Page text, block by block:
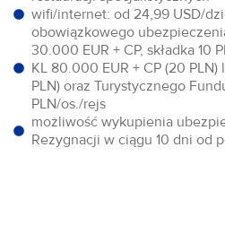
wifi/internet: od 24,99 USD/
obowiązkowego
30.000 EUR + CP, składka 10
KL 80.000 EUR + CP (20
PLN) oraz Turystycznego
PLN/os./rejs
możliwość wykupienia
Rezygnacji w ciągu 10 dni od